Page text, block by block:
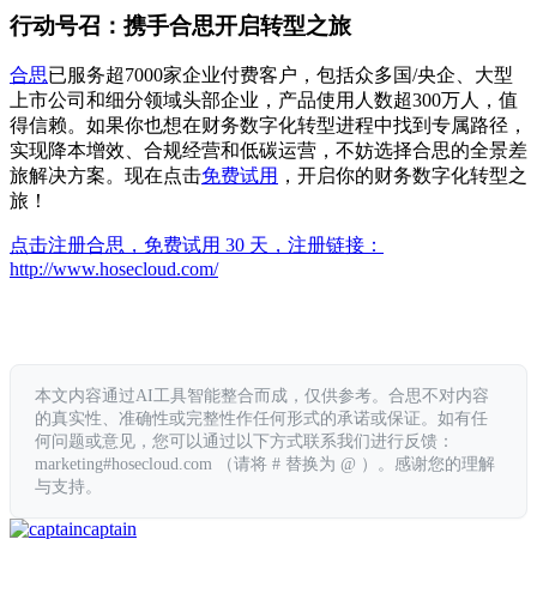
行动号召：携手合思开启转型之旅
合思已服务超7000家企业付费客户，包括众多国/央企、大型
上市公司和细分领域头部企业，产品使用人数超300万人，值
得信赖。如果你也想在财务数字化转型进程中找到专属路径，
实现降本增效、合规经营和低碳运营，不妨选择合思的全景差
旅解决方案。现在点击免费试用 ，开启你的财务数字化转型之
旅！
点击注册合思，免费试用 30 天，注册链接：
http://www.hosecloud.com/
本文内容通过AI工具智能整合而成，仅供参考。合思不对内容
的真实性、准确性或完整性作任何形式的承诺或保证。如有任
何问题或意见，您可以通过以下方式联系我们进行反馈：
marketing#hosecloud.com （请将 # 替换为 @ ）。感谢您的理解
与支持。
captain